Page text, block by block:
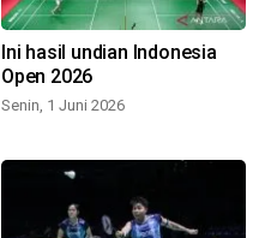
Ini hasil undian Indonesia
Open 2026
Senin, 1 Juni 2026